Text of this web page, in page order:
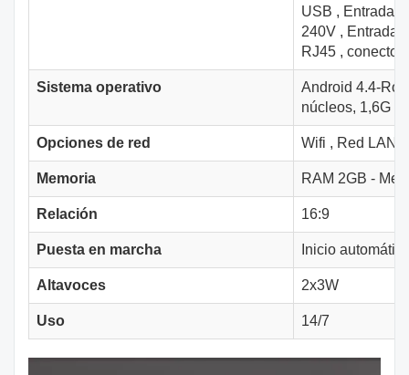
USB , Entrada
240V , Entrada
RJ45 , conector
Sistema operativo
Android 4.4-
núcleos, 1,6G
Opciones de red Wifi , Red LAN
Memoria RAM 2GB -
Relación 16:9
Puesta en marcha Inicio
Altavoces 2x3W
Uso 14/7